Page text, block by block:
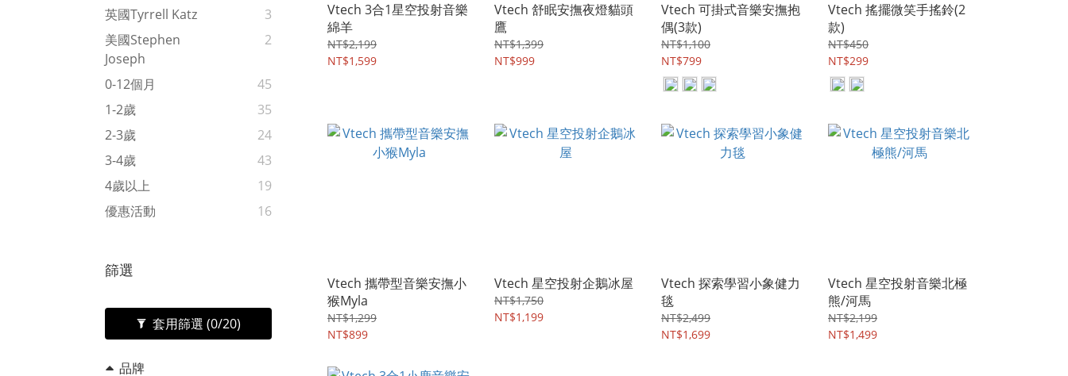
英國Tyrrell Katz
3
美國Stephen
Joseph
2
0-12個月
45
1-2歲
35
2-3歲
24
3-4歲
43
4歲以上
19
優惠活動
16
篩選
套用篩選 (0/20)
品牌
Vtech 3合1星空投射音樂
綿羊
NT$2,199
NT$1,599
Vtech 舒眠安撫夜燈貓頭
鷹
NT$1,399
NT$999
Vtech 可掛式音樂安撫抱
偶(3款)
NT$1,100
NT$799
Vtech 搖擺微笑手搖鈴(2
款)
NT$450
NT$299
Vtech 攜帶型音樂安撫小
猴Myla
NT$1,299
NT$899
Vtech 星空投射企鵝冰屋
NT$1,750
NT$1,199
Vtech 探索學習小象健力
毯
NT$2,499
NT$1,699
Vtech 星空投射音樂北極
熊/河馬
NT$2,199
NT$1,499